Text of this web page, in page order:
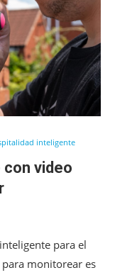
inteligente
video
para el
monitorear es